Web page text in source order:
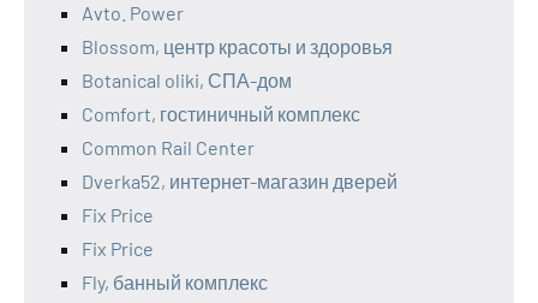
Avto. Power
Blossom, центр красоты и здоровья
Botanical oliki, СПА-дом
Comfort, гостиничный комплекс
Common Rail Center
Dverka52, интернет-магазин дверей
Fix Price
Fix Price
Fly, банный комплекс